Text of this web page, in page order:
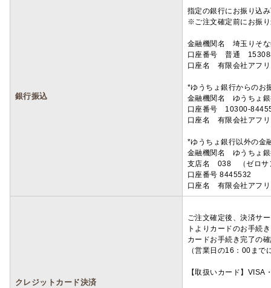
銀行振込
指定の銀行にお振り込
※ご注文確定前にお振
金融機関名 埼玉りそ
口座番号 普通
口座名 有限会社アフ
*ゆうちょ銀行からのお
金融機関名 ゆうちょ
口座番号 10300-
口座名 有限会社アフ
*ゆうちょ銀行以外の金
金融機関名 ゆうちょ
支店名 038 （ゼロサ
口座番号 8445532
口座名 有限会社アフ
クレジットカード決済
ご注文確定後、決済サ
トよりカードのお手続
カードお手続き完了の
（営業日の16：00ま
【取扱いカード】